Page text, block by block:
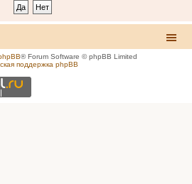
® Forum Software © phpBB Limited
поддержка phpBB